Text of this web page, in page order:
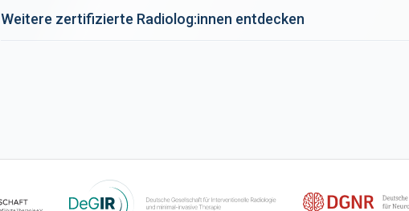
Weitere zertifizierte Radiolog:innen entdecken